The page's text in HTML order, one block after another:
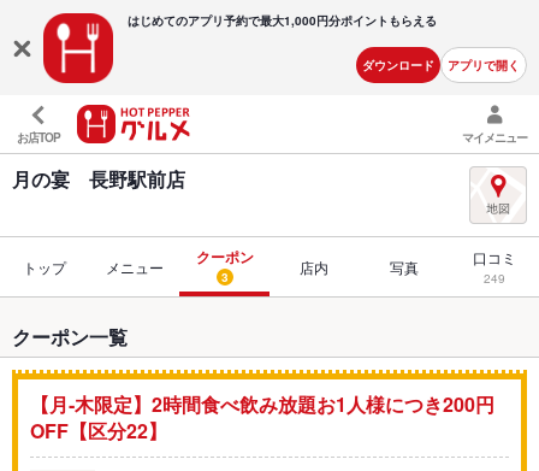
はじめてのアプリ予約で最大1,000円分ポイントもらえる
ダウンロード アプリで開く
お店TOP マイメニュー
月の宴 長野駅前店
トップ メニュー クーポン
3 店内 写真 口コミ
249
クーポン一覧
【月‐木限定】2時間食べ飲み放題お1人様につき200円
OFF【区分22】